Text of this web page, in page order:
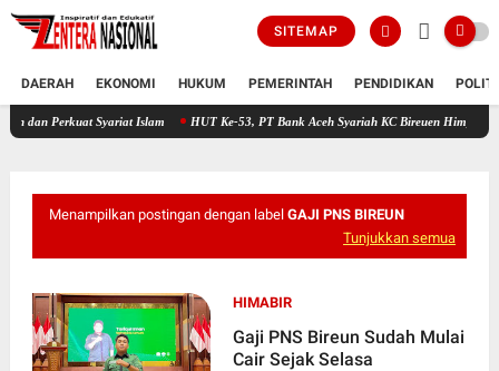
SITEMAP
DAERAH EKONOMI HUKUM PEMERINTAH PENDIDIKAN
Visi Misi Bupati Aceh Timur Pemdes Pante Rambong Buka Pengajian dan Perkuat
Menampilkan postingan dengan label GAJI PNS BIREUN
Tunjukkan semua
HIMABIR
Gaji PNS Bireun Sudah Mulai
Cair Sejak Selasa